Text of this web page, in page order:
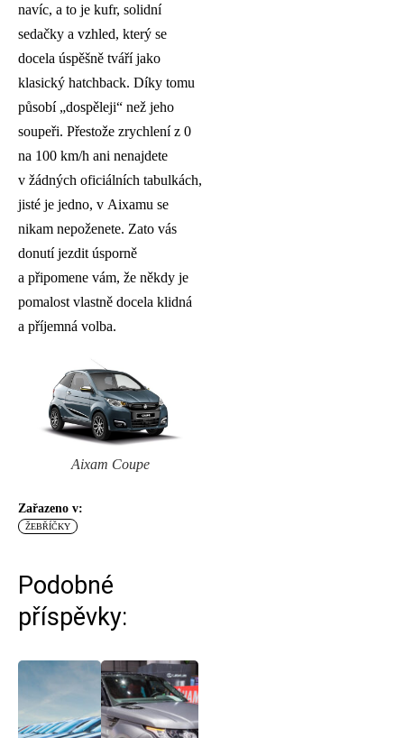
navíc, a to je kufr, solidní
sedačky a vzhled, který se
docela úspěšně tváří jako
klasický hatchback. Díky tomu
působí „dospěleji“ než jeho
soupeři. Přestože zrychlení z 0
na 100 km/h ani nenajdete
v žádných oficiálních tabulkách,
jisté je jedno, v Aixamu se
nikam nepoženete. Zato vás
donutí jezdit úsporně
a připomene vám, že někdy je
pomalost vlastně docela klidná
a příjemná volba.
Aixam Coupe
Zařazeno v:
ŽEBŘÍČKY
Podobné
příspěvky: